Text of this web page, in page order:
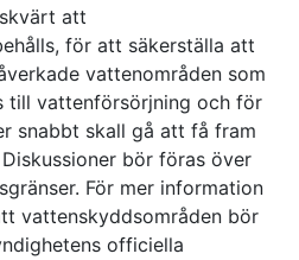
att
för att säkerställa att
vattenområden som
till vattenförsörjning och för
snabbt skall gå att få fram
bör föras över
För mer information
vattenskyddsområden bör
officiella